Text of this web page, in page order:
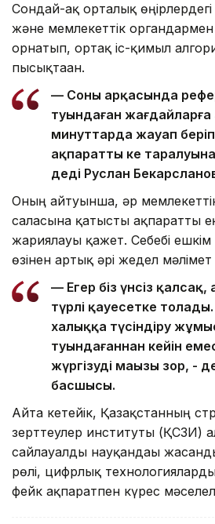
Сондай-ақ орталық өңірлердегі
және мемлекеттік
орнатып, ортақ іс-қимыл
пысықтаған.
— Соның арқасында
туындаған
минуттарда жауап
ақпараттың кең
деді Руслан
Оның айтуынша, әр
саласына қатысты ақпаратты
жариялауы қажет. Себебі
өзінен артық әрі жедел
— Егер біз үнсіз қалсақ,
түрлі қауесетке
халыққа түсіндіру
туындағаннан кейін
жүргізудің маңызы зор, -
басшысы.
Айта кетейік, Қазақстанның
зерттеулер институты (ҚСЗИ)
сайлауалды науқандағы
рөлі, цифрлық
фейк ақпаратпен күрес